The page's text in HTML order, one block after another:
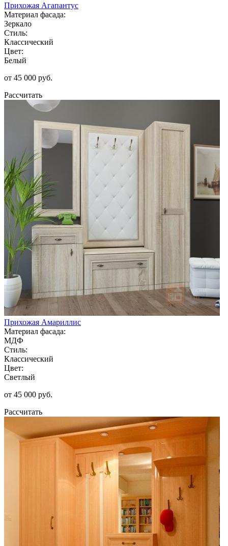
Прихожая Агапантус
Материал фасада:
Зеркало
Стиль:
Классический
Цвет:
Белый
от 45 000 руб.
Рассчитать
Прихожая Амариллис
Материал фасада:
МДФ
Стиль:
Классический
Цвет:
Светлый
от 45 000 руб.
Рассчитать